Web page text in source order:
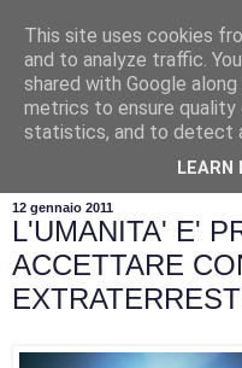
12 gennaio 2011
L'UMANITA' E'
ACCETTARE
This site uses cookies
and to analyze traffic.
shared with Google
metrics to ensure quality
statistics, and to detect
LEARN